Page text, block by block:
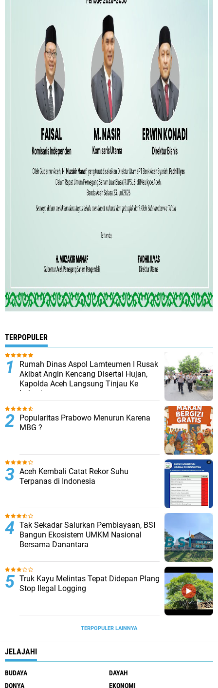
TERPOPULER
Rumah Dinas Aspol Lamteumen I Rusak
Akibat Angin Kencang Disertai Hujan,
Kapolda Aceh Langsung Tinjau Ke
Lokasi
Popularitas Prabowo Menurun Karena
MBG ?
Aceh Kembali Catat Rekor Suhu
Terpanas di Indonesia
Tak Sekadar Salurkan Pembiayaan, BSI
Bangun Ekosistem UMKM Nasional
Bersama Danantara
Truk Kayu Melintas Tepat Didepan Plang
Stop Ilegal Logging
TERPOPULER LAINNYA
JELAJAHI
BUDAYA
DAYAH
DONYA
EKONOMI